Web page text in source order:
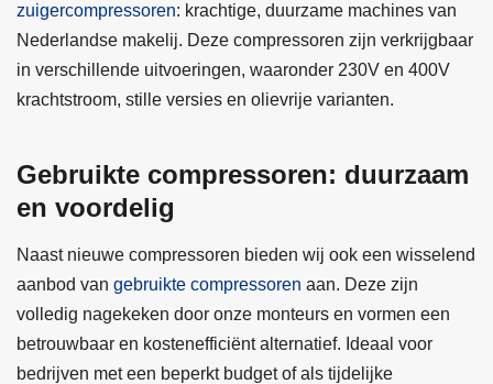
zuigercompressoren: krachtige, duurzame machines van
Nederlandse makelij. Deze compressoren zijn verkrijgbaar
in verschillende uitvoeringen, waaronder 230V en 400V
krachtstroom, stille versies en olievrije varianten.
Gebruikte compressoren: duurzaam
en voordelig
Naast nieuwe compressoren bieden wij ook een wisselend
aanbod van gebruikte compressoren aan. Deze zijn
volledig nagekeken door onze monteurs en vormen een
betrouwbaar en kostenefficiënt alternatief. Ideaal voor
bedrijven met een beperkt budget of als tijdelijke